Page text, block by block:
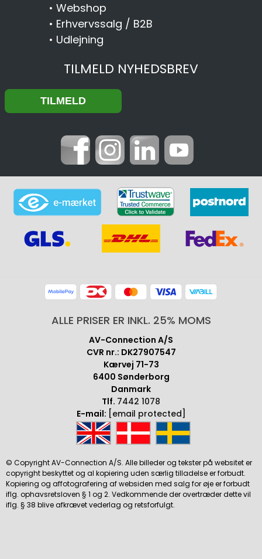
• Webshop
• Erhvervssalg / B2B
• Udlejning
TILMELD NYHEDSBREV
ALLE PRISER ER INKL. 25% MOMS
AV-Connection A/S
CVR nr.: DK27907547
Kærvej 71-73
6400 Sønderborg
Danmark
Tlf. 7442 1078
E-mail: [email protected]
© Copyright AV-Connection A/S. Alle billeder og tekster på websitet er
copyright beskyttet og al kopiering uden særlig tilladelse er forbudt.
Kopiering og affotografering af websiden med salg for øje er forbudt
iflg. ophavsretsloven § 1 og 2. Vedkommende der overtræder dette vil
iflg. § 38 blive afkrævet vederlag og retsforfulgt.